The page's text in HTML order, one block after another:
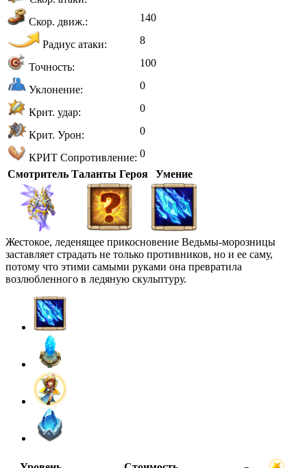
Скор. движ.: 140
Радиус атаки: 8
Точность: 100
Уклонение: 0
Крит. удар: 0
Крит. Урон: 0
КРИТ Сопротивление: 0
Смотритель Таланты Героя Умение
Жестокое, леденящее прикосновение Ведьмы-морозницы
заставляет страдать не только противников, но и ее саму,
потому что этими самыми руками она превратила
возлюбленного в ледяную скульптуру.